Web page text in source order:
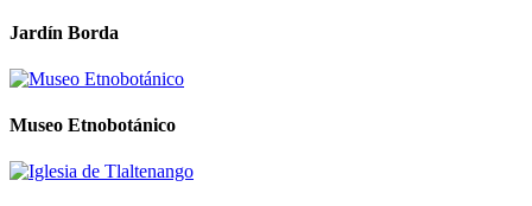
Jardín Borda
Museo Etnobotánico